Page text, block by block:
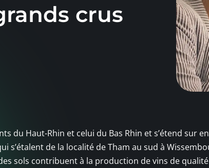
crus
du Haut-Rhin et celui du Bas Rhin et s’étend sur
s’étalent de la localité de Tham au sud à
sols contribuent à la production de vins de qualité